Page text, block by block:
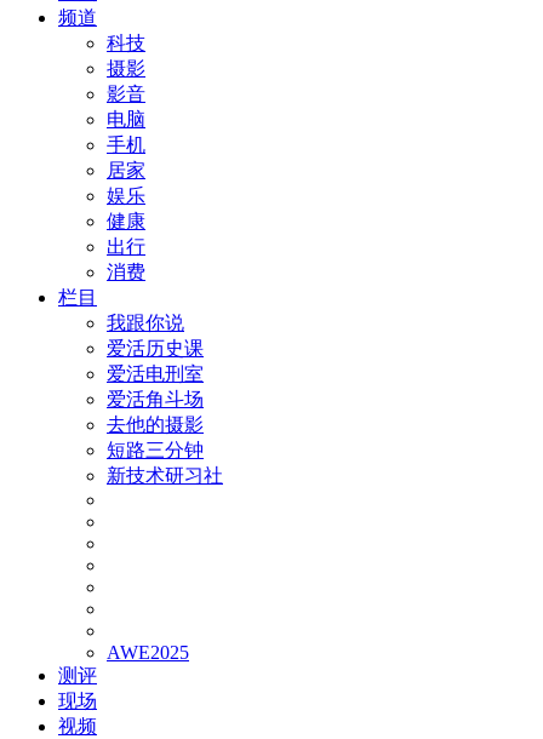
频道
科技
摄影
影音
电脑
手机
居家
娱乐
健康
出行
消费
栏目
我跟你说
爱活历史课
爱活电刑室
爱活角斗场
去他的摄影
短路三分钟
新技术研习社
AWE2025
测评
现场
视频